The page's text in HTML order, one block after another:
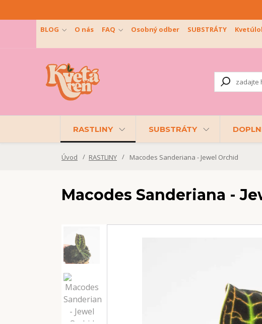
BLOG O nás FAQ Osobný odber SUBSTRÁTY
RASTLINY SUBSTRÁTY
Úvod RASTLINY Macodes Sanderiana - Jewel Orchid
Macodes Sanderiana -